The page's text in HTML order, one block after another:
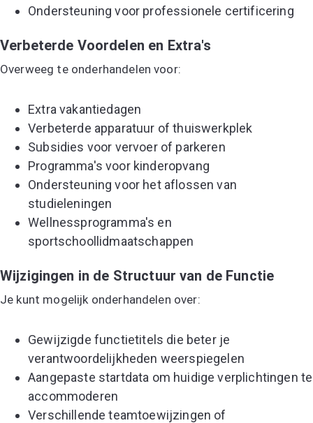
Ondersteuning voor professionele certificering
Verbeterde Voordelen en Extra's
Overweeg te onderhandelen voor:
Extra vakantiedagen
Verbeterde apparatuur of thuiswerkplek
Subsidies voor vervoer of parkeren
Programma's voor kinderopvang
Ondersteuning voor het aflossen van
studieleningen
Wellnessprogramma's en
sportschoollidmaatschappen
Wijzigingen in de Structuur van de Functie
Je kunt mogelijk onderhandelen over:
Gewijzigde functietitels die beter je
verantwoordelijkheden weerspiegelen
Aangepaste startdata om huidige verplichtingen te
accommoderen
Verschillende teamtoewijzingen of